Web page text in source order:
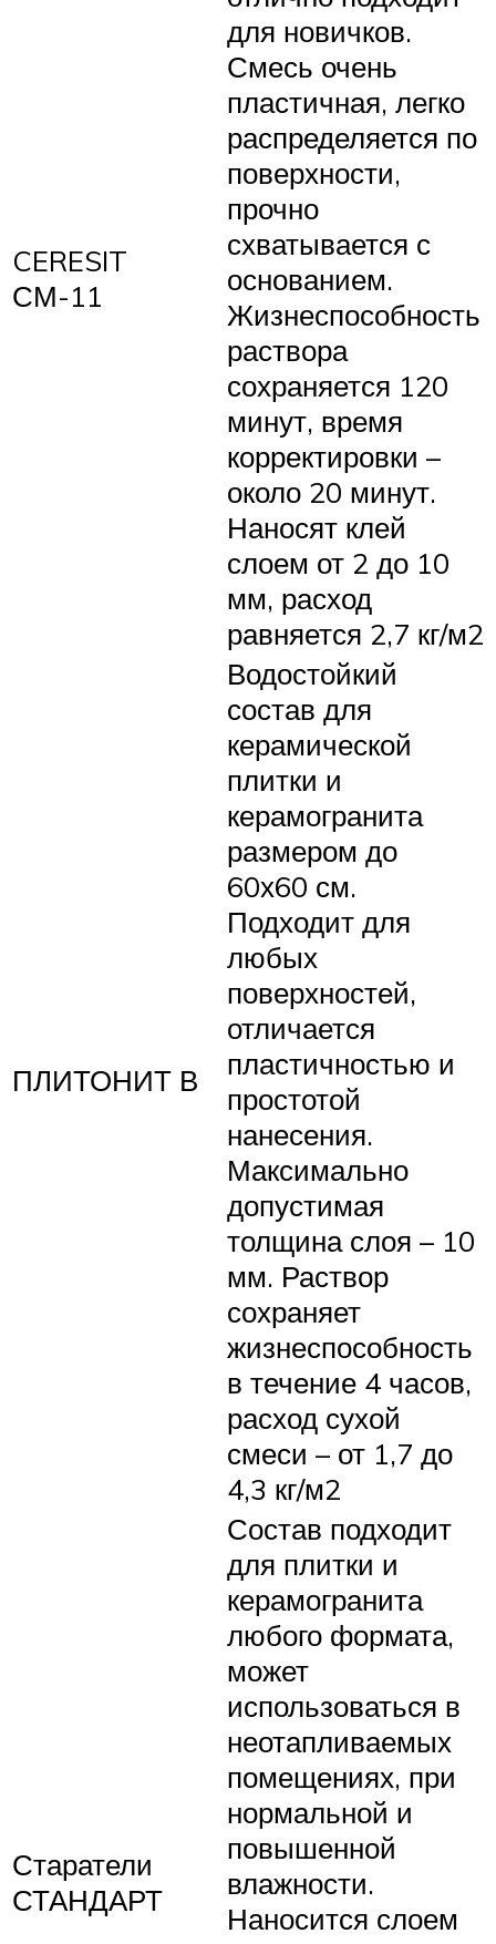
CERESIT
СМ-11
для новичков.
Смесь очень
пластичная, легко
распределяется по
поверхности,
прочно
схватывается с
основанием.
Жизнеспособность
раствора
сохраняется 120
минут, время
корректировки –
около 20 минут.
Наносят клей
слоем от 2 до 10
мм, расход
равняется 2,7 кг/м2
ПЛИТОНИТ В
Водостойкий
состав для
керамической
плитки и
керамогранита
размером до
60х60 см.
Подходит для
любых
поверхностей,
отличается
пластичностью и
простотой
нанесения.
Максимально
допустимая
толщина слоя – 10
мм. Раствор
сохраняет
жизнеспособность
в течение 4 часов,
расход сухой
смеси – от 1,7 до
4,3 кг/м2
Старатели
СТАНДАРТ
Состав подходит
для плитки и
керамогранита
любого формата,
может
использоваться в
неотапливаемых
помещениях, при
нормальной и
повышенной
влажности.
Наносится слоем